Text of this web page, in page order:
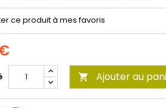
ce produit à mes favoris
 Ajouter au